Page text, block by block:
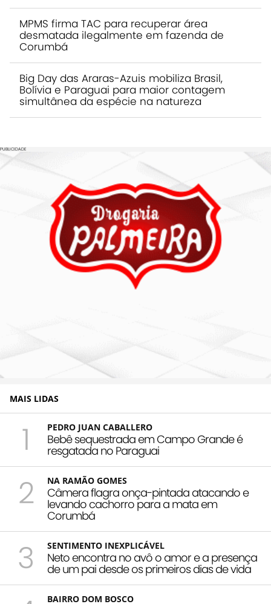
MPMS firma TAC para recuperar área
desmatada ilegalmente em fazenda de
Corumbá
Big Day das Araras-Azuis mobiliza Brasil,
Bolívia e Paraguai para maior contagem
simultânea da espécie na natureza
PUBLICIDADE
MAIS LIDAS
1 PEDRO JUAN CABALLERO
Bebê sequestrada em Campo Grande é
resgatada no Paraguai
2 NA RAMÃO GOMES
Câmera flagra onça-pintada atacando e
levando cachorro para a mata em
Corumbá
3 SENTIMENTO INEXPLICÁVEL
Neto encontra no avô o amor e a presença
de um pai desde os primeiros dias de vida
BAIRRO DOM BOSCO